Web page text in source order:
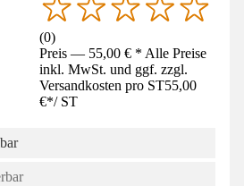
(0)
Preis — 55,00 € * Alle Preise
inkl. MwSt. und ggf. zzgl.
Versandkosten pro ST55,00
€*/ ST